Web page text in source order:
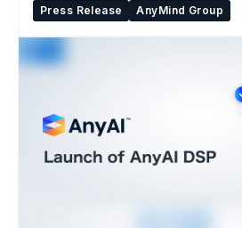
Press Release
AnyMind Group